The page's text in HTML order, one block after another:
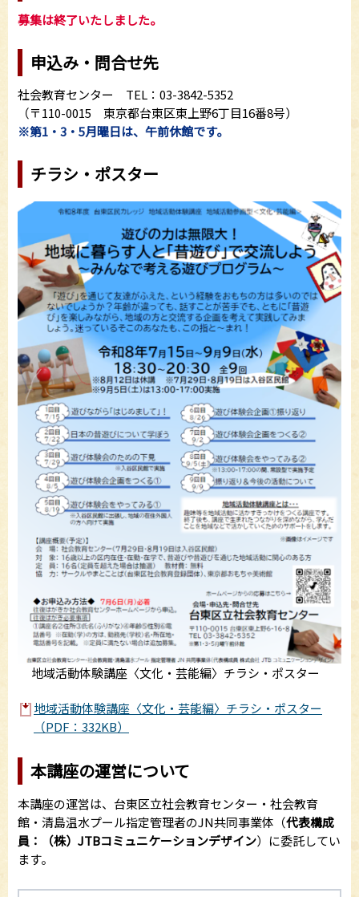
募集は終了いたしました。
申込み・問合せ先
社会教育センター TEL：03-3842-5352
（〒110-0015 東京都台東区東上野6丁目16番8号）
※第1・3・5月曜日は、午前休館です。
チラシ・ポスター
地域活動体験講座〈文化・芸能編〉チラシ・ポスター
地域活動体験講座〈文化・芸能編〉チラシ・ポスター
（PDF：332KB）
本講座の運営について
本講座の運営は、台東区立社会教育センター・社会教育
館・清島温水プール指定管理者のJN共同事業体（代表構成
員：（株）JTBコミュニケーションデザイン）に委託してい
ます。